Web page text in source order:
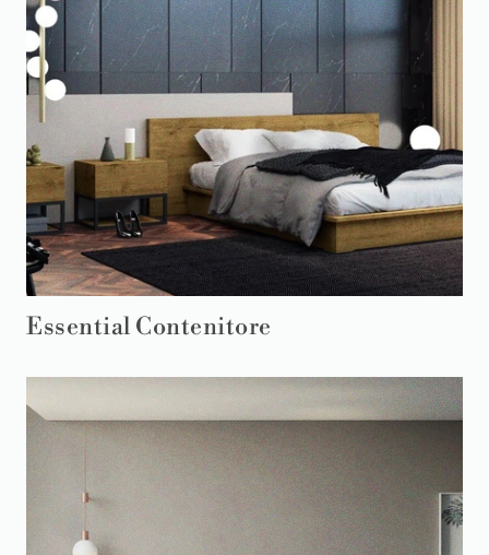
Essential Contenitore